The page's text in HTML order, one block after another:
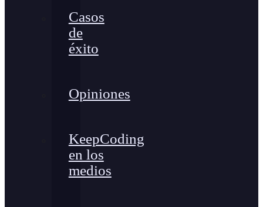
Casos
de
éxito
Opiniones
KeepCoding
en los
medios